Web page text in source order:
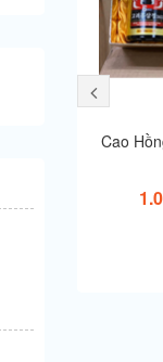
Cao